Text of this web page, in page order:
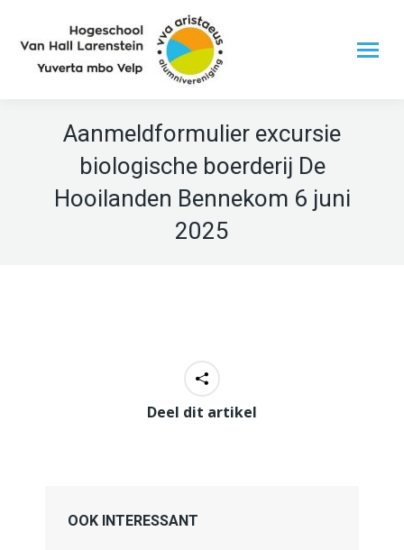
Aanmeldformulier excursie
biologische boerderij De
Hooilanden Bennekom 6 juni
2025
Deel dit artikel
OOK INTERESSANT